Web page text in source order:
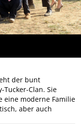
der bunt
Clan. Sie
eine moderne Familie
aber auch